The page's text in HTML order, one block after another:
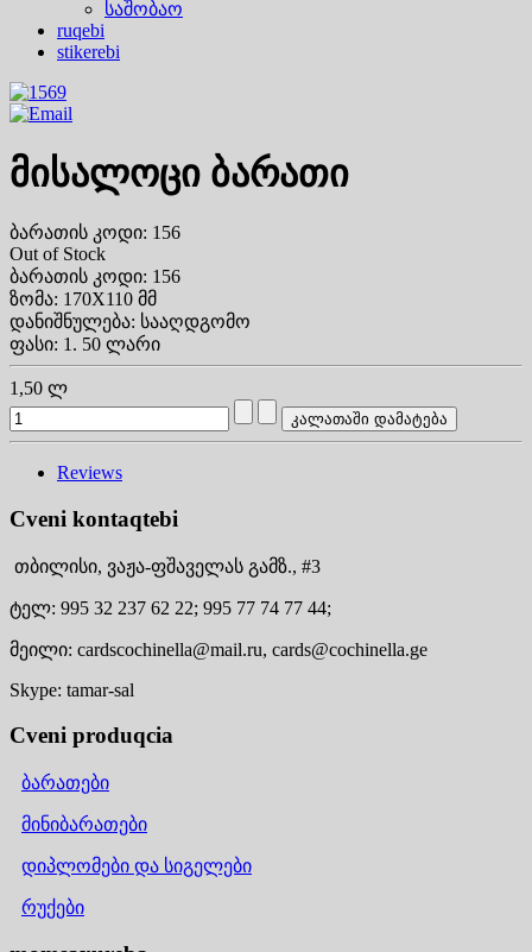
საშობაო
ruqebi
stikerebi
მისალოცი ბარათი
ბარათის კოდი: 156
Out of Stock
ბარათის კოდი: 156
ზომა: 170X110 მმ
დანიშნულება: სააღდგომო
ფასი: 1. 50 ლარი
1,50 ლ
Reviews
Cveni kontaqtebi
თბილისი, ვაჟა-ფშაველას გამზ., #3
ტელ: 995 32 237 62 22; 995 77 74 77 44;
მეილი: cardscochinella@mail.ru, cards@cochinella.ge
Skype: tamar-sal
Cveni produqcia
ბარათები
მინიბარათები
დიპლომები და სიგელები
რუქები